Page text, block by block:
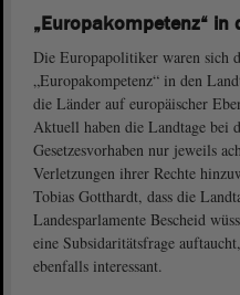
„Europakompetenz“
Die Europapolitiker waren sich
„Europakompetenz“ in den
die Länder auf europäischer
Aktuell haben die Landtage bei
Gesetzesvorhaben nur jeweils
Verletzungen ihrer Rechte
Tobias Gotthardt, dass die
Landesparlamente Bescheid
eine Subsidaritätsfrage
ebenfalls interessant.